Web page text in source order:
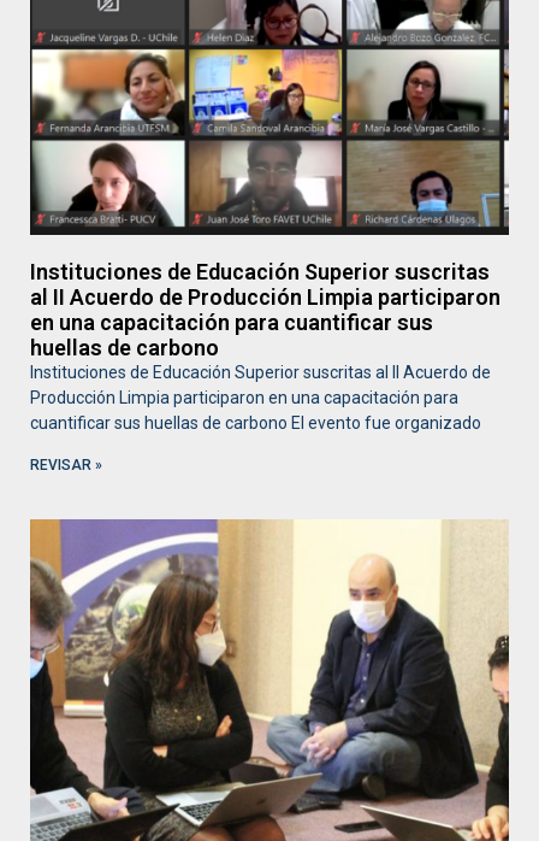
Instituciones de Educación Superior suscritas
al II Acuerdo de Producción Limpia participaron
en una capacitación para cuantificar sus
huellas de carbono
Instituciones de Educación Superior suscritas al II Acuerdo de
Producción Limpia participaron en una capacitación para
cuantificar sus huellas de carbono El evento fue organizado
REVISAR »